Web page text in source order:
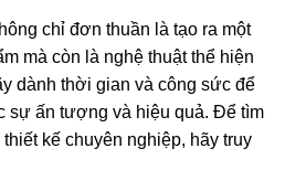
chỉ đơn thuần là tạo ra một
mà còn là nghệ thuật thể hiện
dành thời gian và công sức để
sự ấn tượng và hiệu quả. Để tìm
kế chuyên nghiệp, hãy truy